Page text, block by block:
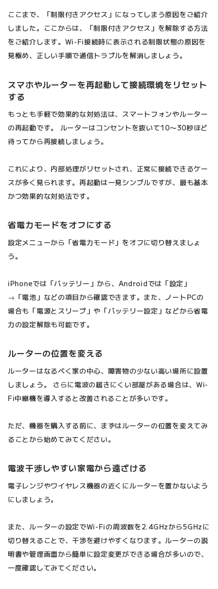
ここまで、「制限付きアクセス」になってしまう原因をご紹介
しました。ここからは、「制限付きアクセス」を解除する方法
をご紹介します。Wi-Fi接続時に表示される制限状態の原因を
見極め、正しい手順で通信トラブルを解消しましょう。
スマホやルーターを再起動して接続環境をリセット
する
もっとも手軽で効果的な対処法は、スマートフォンやルーター
の再起動です。 ルーターはコンセントを抜いて10〜30秒ほど
待ってから再接続しましょう。
これにより、内部処理がリセットされ、正常に接続できるケー
スが多く見られます。再起動は一見シンプルですが、最も基本
かつ効果的な対処法です。
省電力モードをオフにする
設定メニューから「省電力モード」をオフに切り替えましょ
う。
iPhoneでは「バッテリー」から、Androidでは「設定」
→「電池」などの項目から確認できます。また、ノートPCの
場合も「電源とスリープ」や「バッテリー設定」などから省電
力の設定解除も可能です。
ルーターの位置を変える
ルーターはなるべく家の中心、障害物の少ない高い場所に設置
しましょう。 さらに電波の届きにくい部屋がある場合は、Wi-
Fi中継機を導入すると改善されることが多いです。
ただ、機器を購入する前に、まずはルーターの位置を変えてみ
ることから始めてみてください。
電波干渉しやすい家電から遠ざける
電子レンジやワイヤレス機器の近くにルーターを置かないよう
にしましょう。
また、ルーターの設定でWi-Fiの周波数を2.4GHzから5GHzに
切り替えることで、干渉を避けやすくなります。ルーターの説
明書や管理画面から簡単に設定変更ができる場合が多いので、
一度確認してみてください。